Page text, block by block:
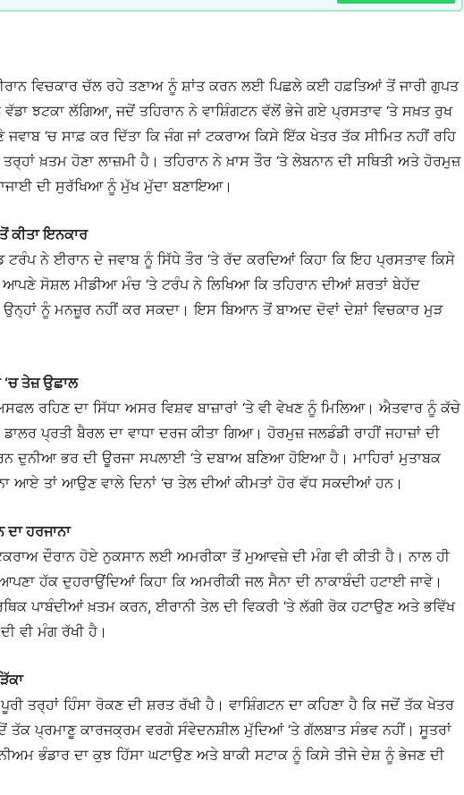
ਵਿਚਕਾਰ ਚੱਲ ਰਹੇ ਤਣਾਅ ਨੂੰ ਸ਼ਾਂਤ ਕਰਨ ਲਈ ਪਿਛਲੇ ਕਈ ਹਫ਼ਤਿਆਂ ਤੋਂ ਜਾਰੀ ਗੁਪਤ
ਝਟਕਾ ਲੱਗਿਆ, ਜਦੋਂ ਤਹਿਰਾਨ ਨੇ ਵਾਸ਼ਿੰਗਟਨ ਵੱਲੋਂ ਭੇਜੇ ਗਏ ਪ੍ਰਸਤਾਵ ‘ਤੇ ਸਖ਼ਤ ਰੁਖ
‘ਚ ਸਾਫ਼ ਕਰ ਦਿੱਤਾ ਕਿ ਜੰਗ ਜਾਂ ਟਕਰਾਅ ਕਿਸੇ ਇੱਕ ਖੇਤਰ ਤੱਕ ਸੀਮਿਤ ਨਹੀਂ ਰਹਿ
ਖ਼ਤਮ ਹੋਣਾ ਲਾਜ਼ਮੀ ਹੈ। ਤਹਿਰਾਨ ਨੇ ਖ਼ਾਸ ਤੌਰ ‘ਤੇ ਲੇਬਨਾਨ ਦੀ ਸਥਿਤੀ ਅਤੇ ਹੋਰਮੁਜ਼
ਦੀ ਸੁਰੱਖਿਆ ਨੂੰ ਮੁੱਖ ਮੁੱਦਾ ਬਣਾਇਆ।
ਕੀਤਾ ਇਨਕਾਰ
ਟਰੰਪ ਨੇ ਈਰਾਨ ਦੇ ਜਵਾਬ ਨੂੰ ਸਿੱਧੇ ਤੌਰ ‘ਤੇ ਰੱਦ ਕਰਦਿਆਂ ਕਿਹਾ ਕਿ ਇਹ ਪ੍ਰਸਤਾਵ ਕਿਸੇ
ਆਪਣੇ ਸੋਸ਼ਲ ਮੀਡੀਆ ਮੰਚ ‘ਤੇ ਟਰੰਪ ਨੇ ਲਿਖਿਆ ਕਿ ਤਹਿਰਾਨ ਦੀਆਂ ਸ਼ਰਤਾਂ ਬੇਹੱਦ
ਨੂੰ ਮਨਜ਼ੂਰ ਨਹੀਂ ਕਰ ਸਕਦਾ। ਇਸ ਬਿਆਨ ਤੋਂ ਬਾਅਦ ਦੋਵਾਂ ਦੇਸ਼ਾਂ ਵਿਚਕਾਰ ਮੁੜ
‘ਚ ਤੇਜ਼ ਉਛਾਲ
ਰਹਿਣ ਦਾ ਸਿੱਧਾ ਅਸਰ ਵਿਸ਼ਵ ਬਾਜ਼ਾਰਾਂ ‘ਤੇ ਵੀ ਵੇਖਣ ਨੂੰ ਮਿਲਿਆ। ਐਤਵਾਰ ਨੂੰ ਕੱਚੇ
ਪ੍ਰਤੀ ਬੈਰਲ ਦਾ ਵਾਧਾ ਦਰਜ ਕੀਤਾ ਗਿਆ। ਹੋਰਮੁਜ਼ ਜਲਡੰਡੀ ਰਾਹੀਂ ਜਹਾਜ਼ਾਂ ਦੀ
ਦੁਨੀਆ ਭਰ ਦੀ ਊਰਜਾ ਸਪਲਾਈ ‘ਤੇ ਦਬਾਅ ਬਣਿਆ ਹੋਇਆ ਹੈ। ਮਾਹਿਰਾਂ ਮੁਤਾਬਕ
ਆਏ ਤਾਂ ਆਉਣ ਵਾਲੇ ਦਿਨਾਂ ‘ਚ ਤੇਲ ਦੀਆਂ ਕੀਮਤਾਂ ਹੋਰ ਵੱਧ ਸਕਦੀਆਂ ਹਨ।
ਹਰਜਾਨਾ
ਦੌਰਾਨ ਹੋਏ ਨੁਕਸਾਨ ਲਈ ਅਮਰੀਕਾ ਤੋਂ ਮੁਆਵਜ਼ੇ ਦੀ ਮੰਗ ਵੀ ਕੀਤੀ ਹੈ। ਨਾਲ ਹੀ
ਹੱਕ ਦੁਹਰਾਉਂਦਿਆਂ ਕਿਹਾ ਕਿ ਅਮਰੀਕੀ ਜਲ ਸੈਨਾ ਦੀ ਨਾਕਾਬੰਦੀ ਹਟਾਈ ਜਾਵੇ।
ਪਾਬੰਦੀਆਂ ਖ਼ਤਮ ਕਰਨ, ਈਰਾਨੀ ਤੇਲ ਦੀ ਵਿਕਰੀ ‘ਤੇ ਲੱਗੀ ਰੋਕ ਹਟਾਉਣ ਅਤੇ ਭਵਿੱਖ
ਵੀ ਮੰਗ ਰੱਖੀ ਹੈ।
ਤਰ੍ਹਾਂ ਹਿੰਸਾ ਰੋਕਣ ਦੀ ਸ਼ਰਤ ਰੱਖੀ ਹੈ। ਵਾਸ਼ਿੰਗਟਨ ਦਾ ਕਹਿਣਾ ਹੈ ਕਿ ਜਦੋਂ ਤੱਕ ਖੇਤਰ
ਤੱਕ ਪ੍ਰਮਾਣੂ ਕਾਰਜਕ੍ਰਮ ਵਰਗੇ ਸੰਵੇਦਨਸ਼ੀਲ ਮੁੱਦਿਆਂ ‘ਤੇ ਗੱਲਬਾਤ ਸੰਭਵ ਨਹੀਂ। ਸੂਤਰਾਂ
ਭੰਡਾਰ ਦਾ ਕੁਝ ਹਿੱਸਾ ਘਟਾਉਣ ਅਤੇ ਬਾਕੀ ਸਟਾਕ ਨੂੰ ਕਿਸੇ ਤੀਜੇ ਦੇਸ਼ ਨੂੰ ਭੇਜਣ ਦੀ